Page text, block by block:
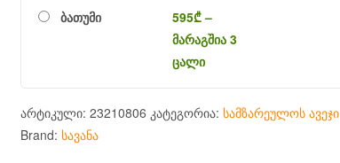
ბათუმი 595₾–
მარაგშია 3
ცალი
არტიკული: 23210806 კატეგორია: სამზარეულოს ავეჯი
Brand: სავანა